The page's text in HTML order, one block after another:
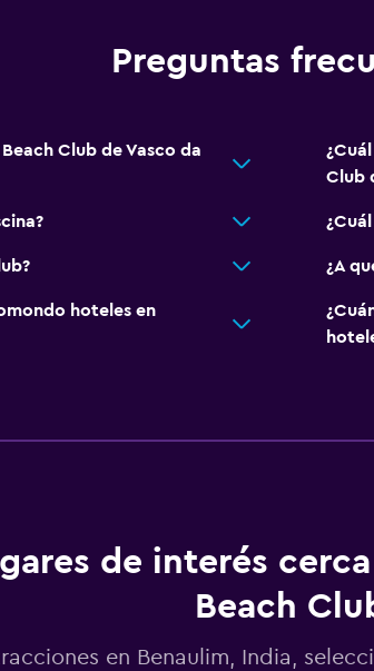
Preguntas
Club de Vasco da
Club
¿A
hoteles en
de interés
Beach
en Benaulim, India,